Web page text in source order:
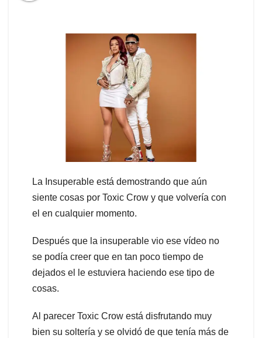
La Insuperable está demostrando que aún
siente cosas por Toxic Crow y que volvería con
el en cualquier momento.
Después que la insuperable vio ese vídeo no
se podía creer que en tan poco tiempo de
dejados el le estuviera haciendo ese tipo de
cosas.
Al parecer Toxic Crow está disfrutando muy
bien su soltería y se olvidó de que tenía más de